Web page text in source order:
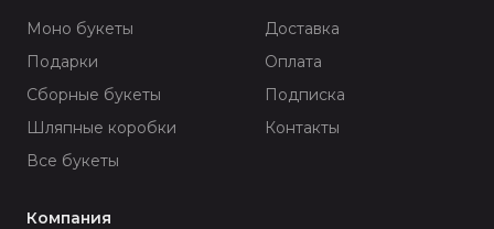
Моно букеты
Подарки
Сборные букеты
Шляпные коробки
Все букеты
Доставка
Оплата
Подписка
Контакты
Компания